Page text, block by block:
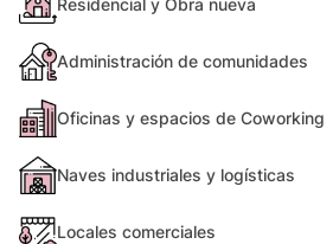
Residencial y Obra nueva
Administración de comunidades
Oficinas y espacios de Coworking
Naves industriales y logísticas
Locales comerciales